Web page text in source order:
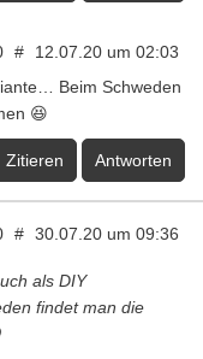
# 12.07.20 um 02:03
Beim Schweden
😆
Zitieren Antworten
# 30.07.20 um 09:36
als DIY
findet man die